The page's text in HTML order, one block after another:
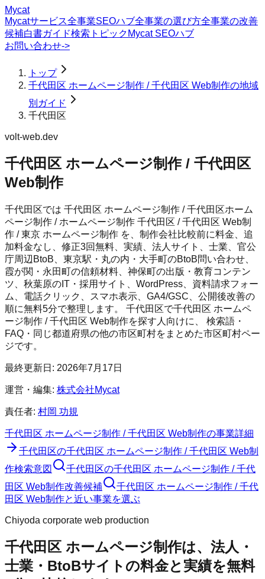
Mycat
Mycatサービス全事業SEOハブ全事業の選び方全事業の改善
候補白書ガイド検索トピック Mycat SEOハブ
お問い合わせ->
トップ
千代田区 ホームページ制作 / 千代田区 Web制作の地域
別ガイド
千代田区
volt-web.dev
千代田区 ホームページ制作 / 千代田区
Web制作
千代田区では 千代田区 ホームページ制作 / 千代田区ホーム
ページ制作 / ホームページ制作 千代田区 / 千代田区 Web制
作 / 東京 ホームページ制作 を、制作会社比較前に料金、追
加料金なし、修正3回無料、実績、法人サイト、士業、官公
庁周辺BtoB、東京駅・丸の内・大手町のBtoB問い合わせ、
霞が関・永田町の信頼材料、神保町の出版・教育コンテン
ツ、秋葉原のIT・採用サイト、WordPress、資料請求フォー
ム、電話クリック、スマホ表示、GA4/GSC、公開後改善の
順に無料5分で整理します。 千代田区で千代田区 ホームペ
ージ制作 / 千代田区 Web制作を探す人向けに、 検索語・
FAQ・同じ都道府県の他の市区町村をまとめた市区町村ペー
ジです。
最終更新日: 2026年7月17日
運営・編集: 株式会社Mycat
責任者: 村岡 功規
千代田区 ホームページ制作 / 千代田区 Web制作の事業詳細
千代田区の千代田区 ホームページ制作 / 千代田区 Web制
作検索意図 千代田区の千代田区 ホームページ制作 / 千代
田区 Web制作改善候補
千代田区 ホームページ制作 / 千代
田区 Web制作と近い事業を選ぶ
Chiyoda corporate web production
千代田区 ホームページ制作は、法人・
士業・BtoBサイトの料金と実績を無料